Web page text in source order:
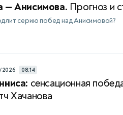
— Анисимова. Прогноз и
серию побед над Анисимовой?
2026 08:14
сенсационная
Хачанова